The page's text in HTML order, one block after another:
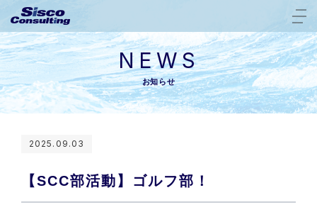
NEWS
お知らせ
2025.09.03
【SCC部活動】ゴルフ部！